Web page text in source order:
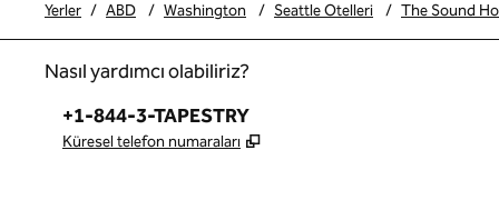
Yerler / ABD / Washington / Seattle Otelleri / The Sound
Nasıl yardımcı olabiliriz?
Telefon:
+1-844-3-TAPESTRY
Küresel telefon numaraları ,